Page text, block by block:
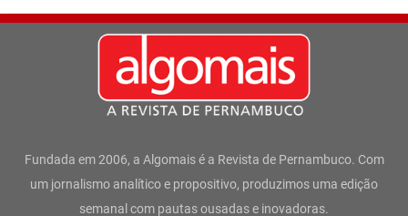
Fundada em 2006, a Algomais é a Revista de Pernambuco. Com
um jornalismo analítico e propositivo, produzimos uma edição
semanal com pautas ousadas e inovadoras.